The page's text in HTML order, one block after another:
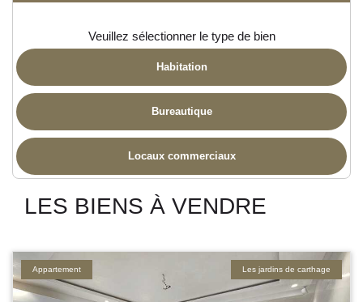
Veuillez sélectionner le type de bien
Habitation
Bureautique
Locaux commerciaux
LES BIENS À VENDRE
Les jardins de carthage
Appartement